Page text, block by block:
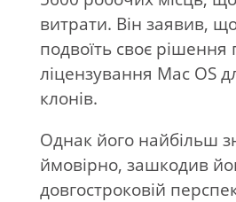
витрати. Він заявив,
подвоїть своє рішення
ліцензування Mac OS
клонів.
Однак його найбільш
ймовірно, зашкодив
довгостроковій